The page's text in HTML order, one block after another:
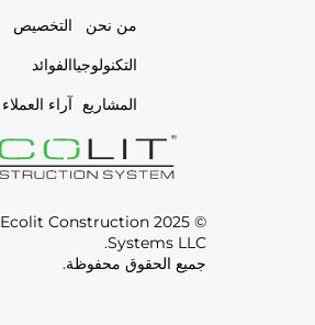
© 2025 Ecolit Construction
Systems LLC.
جميع الحقوق محفوظة.
من نحن
التكنولوجيا
المشاريع
التخصيص
الفوائد
آراء العملاء